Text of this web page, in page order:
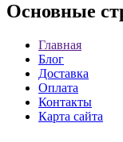
Основные
Главная
Блог
Доставка
Оплата
Контакты
Карта сайта